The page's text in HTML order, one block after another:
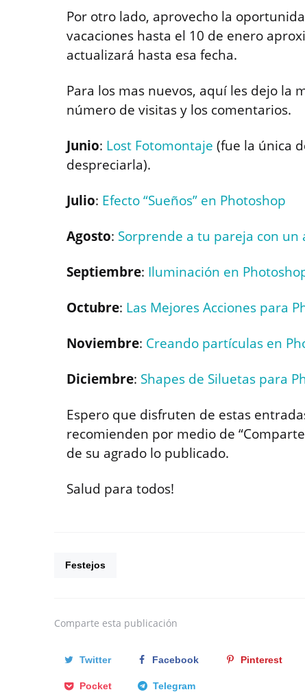
Por otro lado, aprovecho la
vacaciones hasta el 10 de enero
actualizará hasta esa fecha.
Para los mas nuevos, aquí les dejo la
número de visitas y los comentarios.
Junio: Lost Fotomontaje (fue la única
despreciarla).
Julio: Efecto “Sueños” en Photoshop
Agosto: Sorprende a tu pareja con un
Septiembre: Iluminación en
Octubre: Las Mejores Acciones para
Noviembre: Creando partículas en
Diciembre: Shapes de Siluetas para
Espero que disfruten de estas
recomienden por medio de
de su agrado lo publicado.
Salud para todos!
Festejos
Comparte esta publicación
Twitter Facebook Pinterest
Pocket Telegram